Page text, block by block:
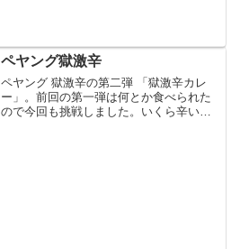
目焼きそ...
ペヤング獄激辛
ペヤング 獄激辛の第二弾 「獄激辛カレ
ー」。前回の第一弾は何とか食べられた
ので今回も挑戦しました。いくら辛い物